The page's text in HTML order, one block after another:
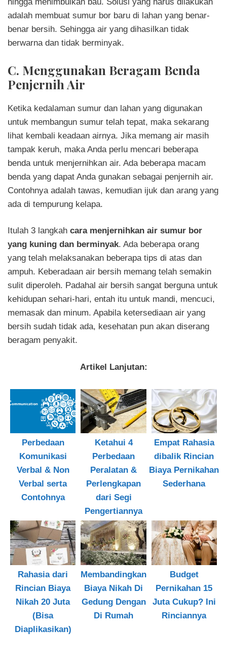
adalah membuat sumur bor baru di lahan yang benar-
benar bersih. Sehingga air yang dihasilkan tidak
berwarna dan tidak berminyak.
C. Menggunakan Beragam Benda
Penjernih Air
Ketika kedalaman sumur dan lahan yang digunakan
untuk membangun sumur telah tepat, maka sekarang
lihat kembali keadaan airnya. Jika memang air masih
tampak keruh, maka Anda perlu mencari beberapa
benda untuk menjernihkan air. Ada beberapa macam
benda yang dapat Anda gunakan sebagai penjernih air.
Contohnya adalah tawas, kemudian ijuk dan arang yang
ada di tempurung kelapa.
Itulah 3 langkah cara menjernihkan air sumur bor
yang kuning dan berminyak. Ada beberapa orang
yang telah melaksanakan beberapa tips di atas dan
ampuh. Keberadaan air bersih memang telah semakin
sulit diperoleh. Padahal air bersih sangat berguna untuk
kehidupan sehari-hari, entah itu untuk mandi, mencuci,
memasak dan minum. Apabila ketersediaan air yang
bersih sudah tidak ada, kesehatan pun akan diserang
beragam penyakit.
Artikel Lanjutan:
Perbedaan
Komunikasi
Verbal & Non
Verbal serta
Contohnya
Ketahui 4
Perbedaan
Peralatan &
Perlengkapan
dari Segi
Pengertiannya
Empat Rahasia
dibalik Rincian
Biaya Pernikahan
Sederhana
Rahasia dari
Rincian Biaya
Nikah 20 Juta
(Bisa
Diaplikasikan)
Membandingkan
Biaya Nikah Di
Gedung Dengan
Di Rumah
Budget
Pernikahan 15
Juta Cukup? Ini
Rinciannya